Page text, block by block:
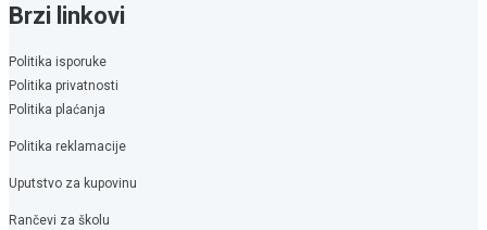
Brzi linkovi
Politika isporuke
Politika privatnosti
Politika plaćanja
Politika reklamacije
Uputstvo za kupovinu
Rančevi za školu